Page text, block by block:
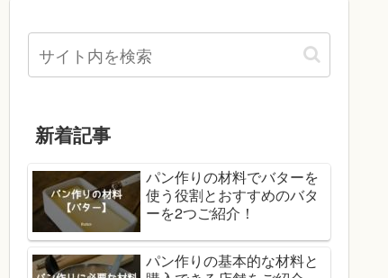
新着記事
パン作りの材料でバターを
使う役割とおすすめのバタ
ーを2つご紹介！
パン作りの基本的な材料と